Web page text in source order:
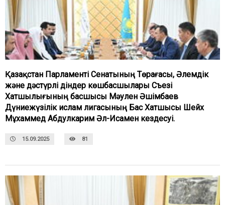
Қазақстан Парламенті Сенатының Төрағасы, Әлемдік
және дәстүрлі діндер көшбасшылары Съезі
Хатшылығының басшысы Мәулен Әшімбаев
Дүниежүзілік ислам лигасының Бас Хатшысы Шейх
Мұхаммед Абдулкарим Әл-Исамен кездесуі.
15.09.2025 81